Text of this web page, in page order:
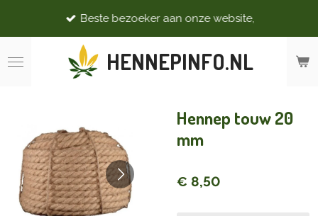
de
HENNEPINFO.NL
Beste bezoeker aan onze website,
Hennep touw 20
mm
€ 8,50